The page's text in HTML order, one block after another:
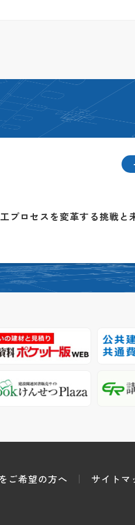
プロセスを変革する挑戦と
ご希望の方へ サイトマ